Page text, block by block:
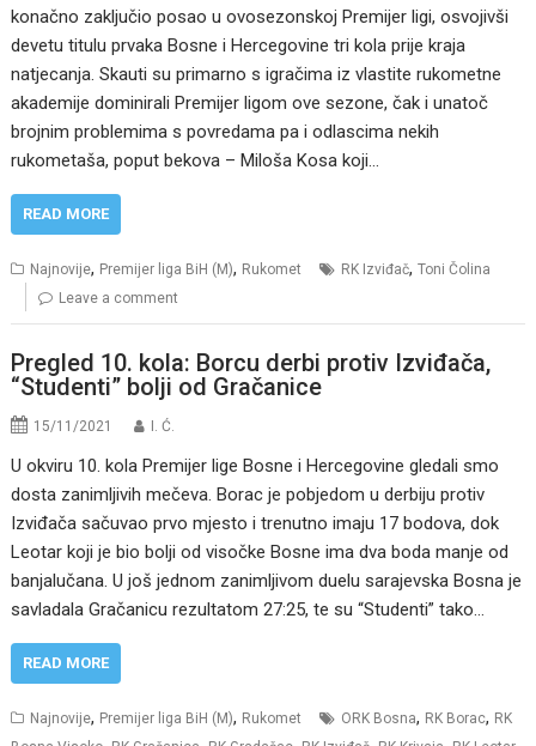
konačno zaključio posao u ovosezonskoj Premijer ligi, osvojivši
devetu titulu prvaka Bosne i Hercegovine tri kola prije kraja
natjecanja. Skauti su primarno s igračima iz vlastite rukometne
akademije dominirali Premijer ligom ove sezone, čak i unatoč
brojnim problemima s povredama pa i odlascima nekih
rukometaša, poput bekova – Miloša Kosa koji…
READ MORE
Najnovije, Premijer liga BiH (M), Rukomet RK Izviđač,Toni Čolina
Leave a comment
Pregled 10. kola: Borcu derbi protiv Izviđača,
“Studenti” bolji od Gračanice
15/11/2021 I. Ć.
U okviru 10. kola Premijer lige Bosne i Hercegovine gledali smo
dosta zanimljivih mečeva. Borac je pobjedom u derbiju protiv
Izviđača sačuvao prvo mjesto i trenutno imaju 17 bodova, dok
Leotar koji je bio bolji od visočke Bosne ima dva boda manje od
banjalučana. U još jednom zanimljivom duelu sarajevska Bosna je
savladala Gračanicu rezultatom 27:25, te su “Studenti” tako…
READ MORE
Najnovije, Premijer liga BiH (M), Rukomet ORK Bosna, RK Borac, RK